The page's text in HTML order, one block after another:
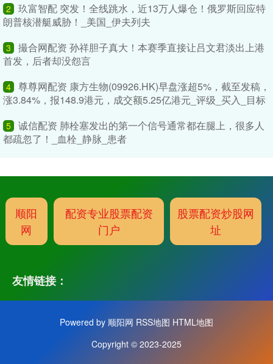
2
玖富智配 突发！全线跳水，近13万人爆仓！俄罗斯回应特
朗普核潜艇威胁！_美国_伊夫列夫
3
撮合网配资 孙祥胆子真大！本赛季直接让吕文君淡出上港
首发，后者却没怨言
4 尊尊网配资 康方生物(09926.HK)早盘涨超5%，截至发稿，
涨3.84%，报148.9港元，成交额5.25亿港元_评级_买入_目标
5 诚信配资 肺栓塞发出的第一个信号通常都在腿上，很多人
都疏忽了！_血栓_静脉_患者
顺阳
网
配资专业股票配资
门户
股票配资炒股网
址
友情链接：
Powered by 顺阳网 RSS地图 HTML地图
Copyright © 2023-2025